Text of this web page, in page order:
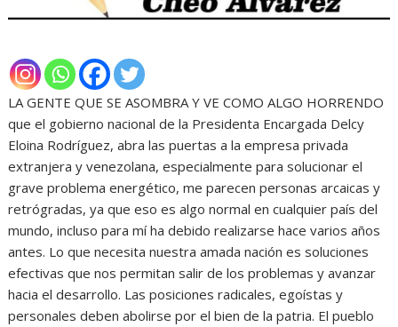
LA GENTE QUE SE ASOMBRA Y VE COMO ALGO HORRENDO
que el gobierno nacional de la Presidenta Encargada Delcy
Eloina Rodríguez, abra las puertas a la empresa privada
extranjera y venezolana, especialmente para solucionar el
grave problema energético, me parecen personas arcaicas y
retrógradas, ya que eso es algo normal en cualquier país del
mundo, incluso para mí ha debido realizarse hace varios años
antes. Lo que necesita nuestra amada nación es soluciones
efectivas que nos permitan salir de los problemas y avanzar
hacia el desarrollo. Las posiciones radicales, egoístas y
personales deben abolirse por el bien de la patria. El pueblo